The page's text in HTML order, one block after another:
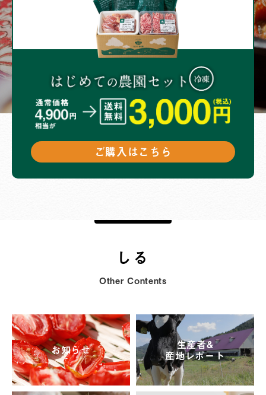
ご購入はこちら
しる
Other Contents
お知らせ 生産者&
産地レポート